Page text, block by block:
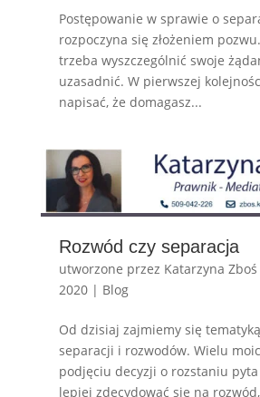
Postępowanie w sprawie o
rozpoczyna się złożeniem
trzeba wyszczególnić swoje
uzasadnić. W pierwszej
napisać, że domagasz...
Rozwód czy separacja
utworzone przez Katarzyna Zboś
2020| Blog
Od dzisiaj zajmiemy się
separacji i rozwodów. Wielu
podjęciu decyzji o rozstaniu
lepiej zdecydować się na